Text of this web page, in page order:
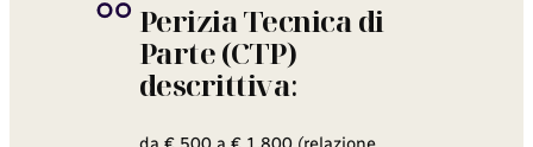
Perizia Tecnica di
Parte (CTP)
descrittiva: